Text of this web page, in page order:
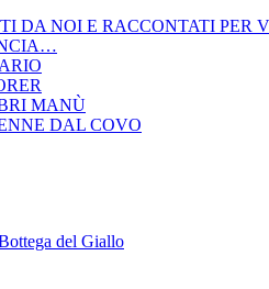
DA NOI E RACCONTATI PER
MANÙ
DAL COVO